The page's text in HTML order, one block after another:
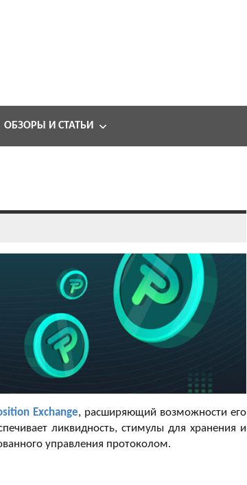
ОБЗОРЫ И СТАТЬИ
Exchange, расширяющий возможности его
ликвидность, стимулы для хранения и
управления протоколом.